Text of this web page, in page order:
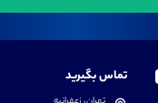
تماس بگیرید